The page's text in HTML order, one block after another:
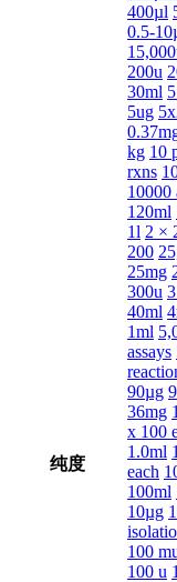
纯度
400µl
0.5-
200u
30ml
5ug
kg 10
rxns
10000
120ml
1l 2 ×
200
25mg
300u
40ml
1ml
assays
90µg
36mg
x 100
1.0ml
each
100ml
10µg
100
100 u